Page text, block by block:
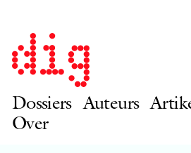
Dossiers Auteurs
Over